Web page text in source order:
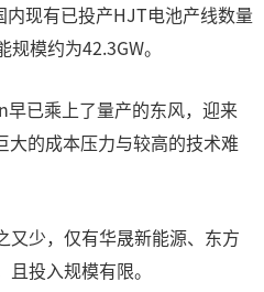
内现有已投产HJT电池产线数量
模约为42.3GW。
已乘上了量产的东风，迎来
的成本压力与较高的技术难
又少，仅有华晟新能源、东方
投入规模有限。